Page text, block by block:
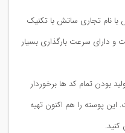
نام تجاری ساتش با تکنیک
دارای سرعت بارگذاری بسیار
بودن تمام کد ها برخوردار
این پوسته را هم اکنون تهیه